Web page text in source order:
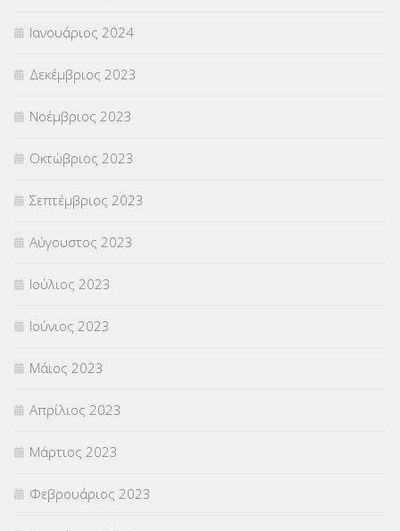
Ιανουάριος 2024
Δεκέμβριος 2023
Νοέμβριος 2023
Οκτώβριος 2023
Σεπτέμβριος 2023
Αύγουστος 2023
Ιούλιος 2023
Ιούνιος 2023
Μάιος 2023
Απρίλιος 2023
Μάρτιος 2023
Φεβρουάριος 2023